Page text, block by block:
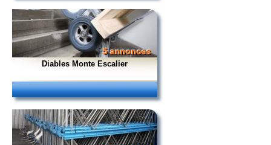
5 annonces
Diables Monte Escalier